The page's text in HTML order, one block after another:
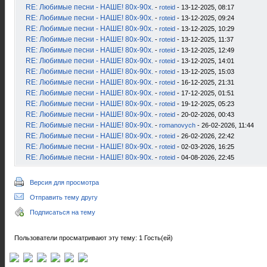
RE: Любимые песни - НАШЕ! 80х-90х. - roteid - 13-12-2025, 08:17
RE: Любимые песни - НАШЕ! 80х-90х. - roteid - 13-12-2025, 09:24
RE: Любимые песни - НАШЕ! 80х-90х. - roteid - 13-12-2025, 10:29
RE: Любимые песни - НАШЕ! 80х-90х. - roteid - 13-12-2025, 11:37
RE: Любимые песни - НАШЕ! 80х-90х. - roteid - 13-12-2025, 12:49
RE: Любимые песни - НАШЕ! 80х-90х. - roteid - 13-12-2025, 14:01
RE: Любимые песни - НАШЕ! 80х-90х. - roteid - 13-12-2025, 15:03
RE: Любимые песни - НАШЕ! 80х-90х. - roteid - 16-12-2025, 21:31
RE: Любимые песни - НАШЕ! 80х-90х. - roteid - 17-12-2025, 01:51
RE: Любимые песни - НАШЕ! 80х-90х. - roteid - 19-12-2025, 05:23
RE: Любимые песни - НАШЕ! 80х-90х. - roteid - 20-02-2026, 00:43
RE: Любимые песни - НАШЕ! 80х-90х. - romanovych - 26-02-2026, 11:44
RE: Любимые песни - НАШЕ! 80х-90х. - roteid - 26-02-2026, 22:42
RE: Любимые песни - НАШЕ! 80х-90х. - roteid - 02-03-2026, 16:25
RE: Любимые песни - НАШЕ! 80х-90х. - roteid - 04-08-2026, 22:45
Версия для просмотра
Отправить тему другу
Подписаться на тему
Пользователи просматривают эту тему: 1 Гость(ей)